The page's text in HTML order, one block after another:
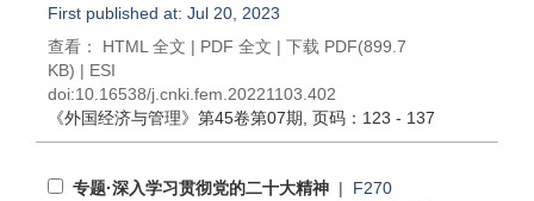
First published at: Jul 20, 2023
查看： HTML 全文 | PDF 全文 | 下载 PDF(899.7
KB) | ESI
doi:10.16538/j.cnki.fem.20221103.402
《外国经济与管理》 第45卷第07期 , 页码：123 - 137
专题·深入学习贯彻党的二十大精神 | F270